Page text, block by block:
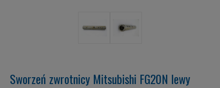
Sworzeń zwrotnicy Mitsubishi FG20N lewy